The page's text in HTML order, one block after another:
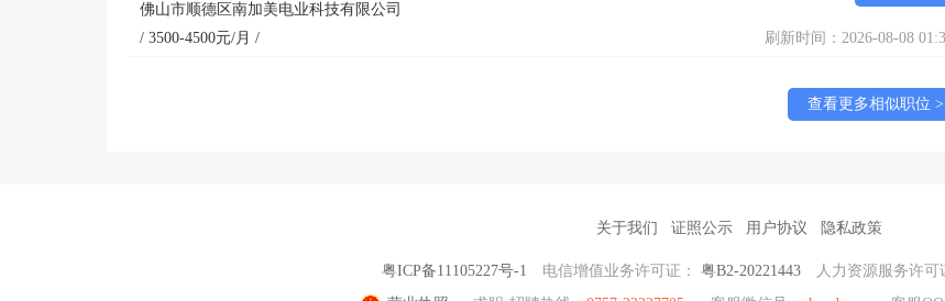
佛山市顺德区南加美电业科技有限公司
/ 3500-4500元/月 /
刷新时间：2026-08-08
查看更多相似职位 >
关于我们 证照公示 用户协议 隐私政策
粤ICP备11105227号-1 电信增值业务许可证： 粤B2-20221443 人力资源服务许可